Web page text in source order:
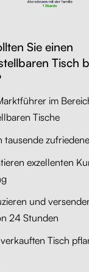
Sie einen
Tisch
im
Tische
exzellenten
und
24 Stunden
Tisch